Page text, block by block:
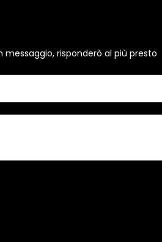
risponderò al più presto